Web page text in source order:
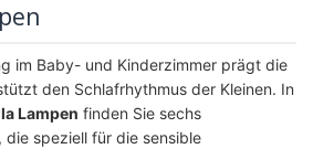
im Baby- und Kinderzimmer prägt die
den Schlafrhythmus der Kleinen. In
Lampen finden Sie sechs
speziell für die sensible